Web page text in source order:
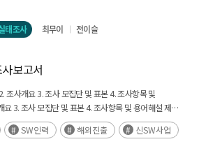
태조사 최무이
전이슬
보고서
조사개요 3. 조사 모집단 및 표본 4. 조사항목 및
3. 조사 모집단 및 표본 4. 조사항목 및 용어해설 제 2
형태 II. 경영 실적 1. 매출 현황 2. 연구개발 투자현황
트웨어 매출 비중 2. 유지관리 서비스 현황 Ⅳ. 인력
SW인력 해외진출 신SW사업